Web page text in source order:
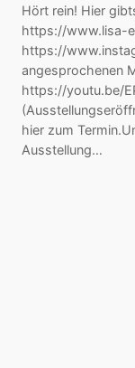
Hört rein! Hier
https://www.lisa-
https://
angesprochenen
https://youtu.be/
hier zum
Ausstellung…